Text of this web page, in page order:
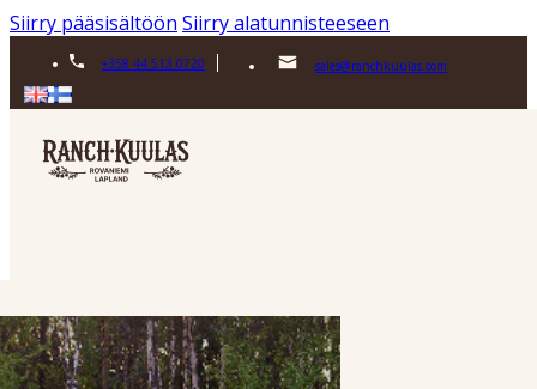
Siirry pääsisältöön Siirry alatunnisteeseen
+358 44 513 0720 sales@ranchkuulas.com